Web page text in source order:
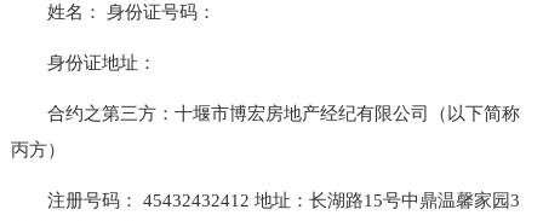
姓名： 身份证号码：
身份证地址：
合约之第三方：十堰市博宏房地产经纪有限公司（以下简称
丙方）
注册号码： 45432432412 地址：长湖路15号中鼎温馨家园3